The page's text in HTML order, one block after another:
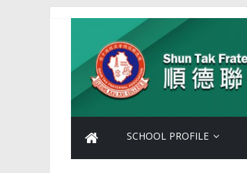
Skip
Shun
Tak
Fraternal
Association
SCHOOL PROFILE